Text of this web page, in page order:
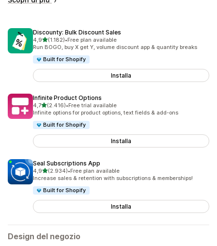
Discounty: Bulk Discount Sales
4,9stelle su 5
(1.182)
1182 recensioni totali
•Free plan available
Run BOGO, buy X get Y, volume discount app & quantity breaks
Built for Shopify
Installa
Infinite Product Options
4,7stelle su 5
(2.416)
2416 recensioni totali
•Free trial available
Infinite options for product options, text fields & add-ons
Built for Shopify
Installa
Seal Subscriptions App
4,9stelle su 5
(2.934)
2934 recensioni totali
•Free plan available
Increase sales & retention with subscriptions & memberships!
Built for Shopify
Installa
Design del negozio